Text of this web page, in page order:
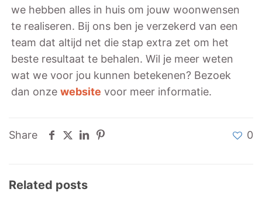
we hebben alles in huis om jouw woonwensen
te realiseren. Bij ons ben je verzekerd van een
team dat altijd net die stap extra zet om het
beste resultaat te behalen. Wil je meer weten
wat we voor jou kunnen betekenen? Bezoek
dan onzewebsite voor meer informatie.
Share 0
Related posts